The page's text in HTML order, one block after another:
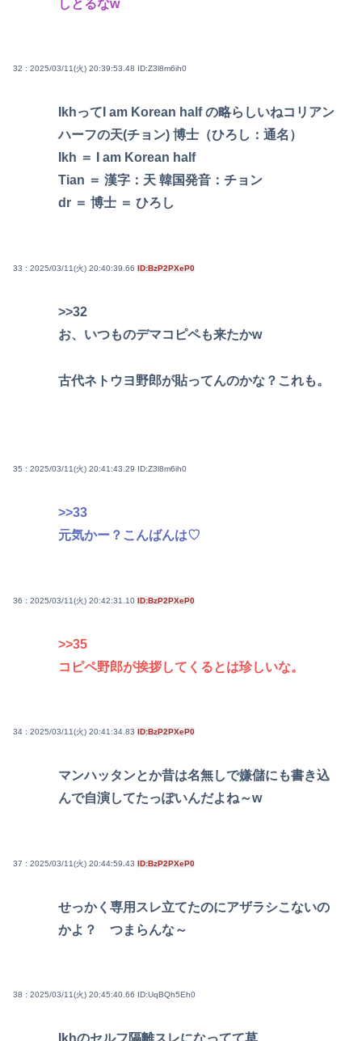
しとるなw
32 : 2025/03/11(火) 20:39:53.48 ID:Z3l8m6ih0
IkhってI am Korean half の略らしいねコリアン
ハーフの天(チョン) 博士（ひろし：通名）
Ikh ＝ I am Korean half
Tian ＝ 漢字：天 韓国発音：チョン
dr ＝ 博士 ＝ ひろし
33 : 2025/03/11(火) 20:40:39.66 ID:BzP2PXeP0
>>32
お、いつものデマコピペも来たかw
古代ネトウヨ野郎が貼ってんのかな？これも。
35 : 2025/03/11(火) 20:41:43.29 ID:Z3l8m6ih0
>>33
元気かー？こんばんは♡
36 : 2025/03/11(火) 20:42:31.10 ID:BzP2PXeP0
>>35
コピペ野郎が挨拶してくるとは珍しいな。
34 : 2025/03/11(火) 20:41:34.83 ID:BzP2PXeP0
マンハッタンとか昔は名無しで嫌儲にも書き込
んで自演してたっぽいんだよね～w
37 : 2025/03/11(火) 20:44:59.43 ID:BzP2PXeP0
せっかく専用スレ立てたのにアザラシこないの
かよ？ つまらんな～
38 : 2025/03/11(火) 20:45:40.66 ID:UqBQh5Eh0